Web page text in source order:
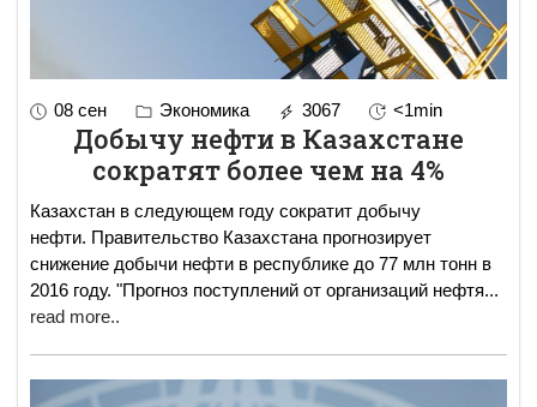
08 сен Экономика 3067 <1min
Добычу нефти в Казахстане
сократят более чем на 4%
Казахстан в следующем году сократит добычу
нефти. Правительство Казахстана прогнозирует
снижение добычи нефти в республике до 77 млн тонн в
2016 году. "Прогноз поступлений от организаций нефтя...
read more..